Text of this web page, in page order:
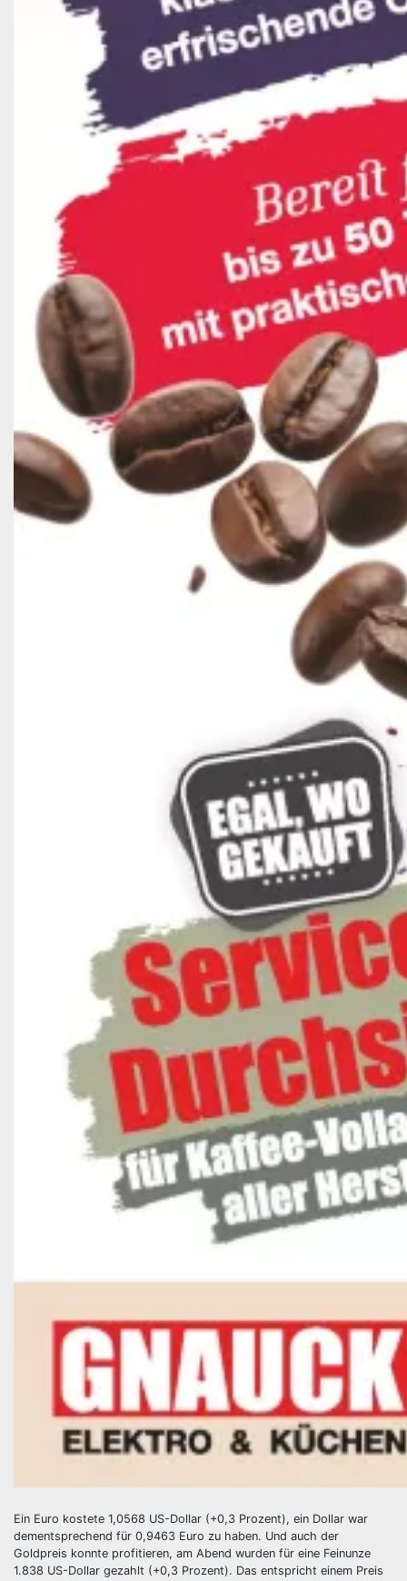
Ein Euro kostete 1,0568 US-Dollar (+0,3 Prozent), ein Dollar war
dementsprechend für 0,9463 Euro zu haben. Und auch der
Goldpreis konnte profitieren, am Abend wurden für eine Feinunze
1.838 US-Dollar gezahlt (+0,3 Prozent). Das entspricht einem Preis